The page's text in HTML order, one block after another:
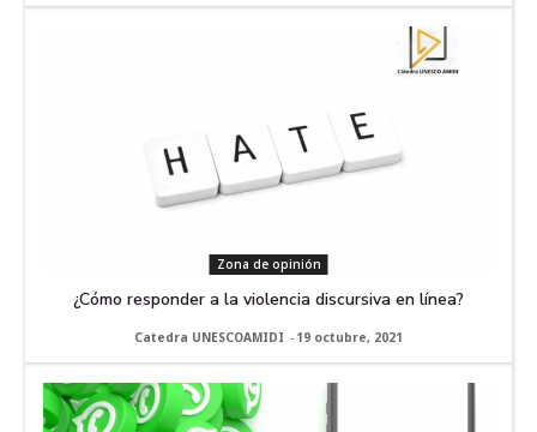
Zona de opinión
¿Cómo responder a la violencia discursiva en línea?
Catedra UNESCOAMIDI - 19 octubre, 2021